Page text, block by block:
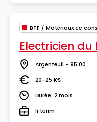
Electricien
Lieu Argenteuil - 95100
Salaire20-25 K€
DuréeDurée: 2 mois
TypeInterim